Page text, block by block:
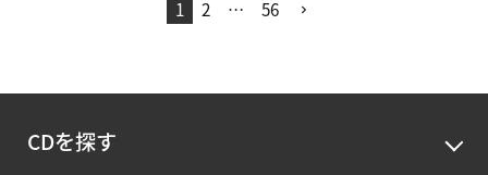
1
2 … 56
CDを探す